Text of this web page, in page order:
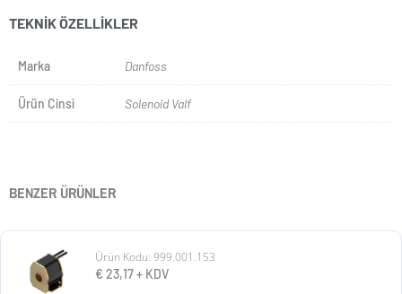
TEKNIK ÖZELLIKLER
Marka Danfoss
Ürün Cinsi Solenoid Valf
BENZER ÜRÜNLER
Ürün Kodu: 999.001.153
€ 23,17+ KDV